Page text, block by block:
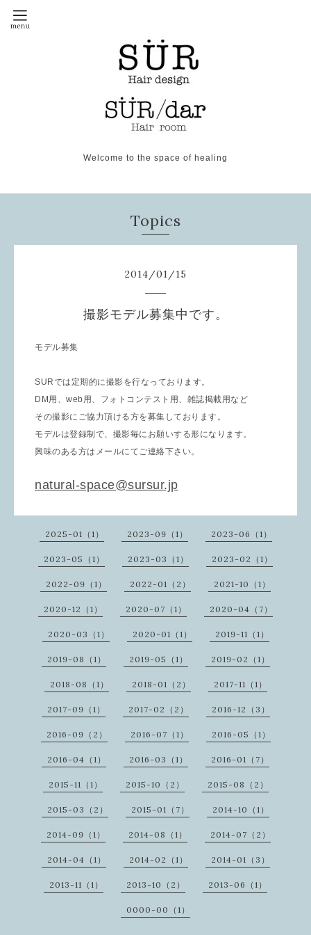
Welcome to the space of healing
Topics
2014/01/15
撮影モデル募集中です。
モデル募集
SURでは定期的に撮影を行なっております。
DM用、web用、フォトコンテスト用、雑誌掲載用など
その撮影にご協力頂ける方を募集しております。
モデルは登録制で、撮影毎にお願いする形になります。
興味のある方はメールにてご連絡下さい。
natural-space@sursur.jp
2025-01（1） 2023-09（1） 2023-06（1）
2023-05（1） 2023-03（1） 2023-02（1）
2022-09（1） 2022-01（2） 2021-10（1）
2020-12（1） 2020-07（1） 2020-04（7）
2020-03（1） 2020-01（1） 2019-11（1）
2019-08（1） 2019-05（1） 2019-02（1）
2018-08（1） 2018-01（2） 2017-11（1）
2017-09（1） 2017-02（2） 2016-12（3）
2016-09（2） 2016-07（1） 2016-05（1）
2016-04（1） 2016-03（1） 2016-01（7）
2015-11（1） 2015-10（2） 2015-08（2）
2015-03（2） 2015-01（7） 2014-10（1）
2014-09（1） 2014-08（1） 2014-07（2）
2014-04（1） 2014-02（1） 2014-01（3）
2013-11（1） 2013-10（2） 2013-06（1）
0000-00（1）